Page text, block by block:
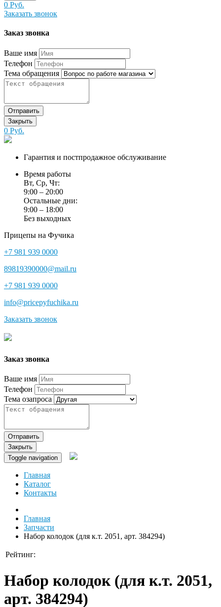
0 Руб.
Заказать звонок
Заказ звонка
Ваше имя
Телефон
Тема обращения
Отправить
Закрыть
0 Руб.
Гарантия и постпродажное обслуживание
Время работы
Вт, Ср, Чт:
9:00 – 20:00
Остальные дни:
9:00 – 18:00
Без выходных
Прицепы на Фучика
+7 981 939 0000
89819390000@mail.ru
+7 981 939 0000
info@pricepyfuchika.ru
Заказать звонок
Заказ звонка
Ваше имя
Телефон
Тема озапроса
Отправить
Закрыть
Toggle navigation
Главная
Каталог
Контакты
Главная
Запчасти
Набор колодок (для к.т. 2051, арт. 384294)
Рейтинг:
Набор колодок (для к.т. 2051,
арт. 384294)